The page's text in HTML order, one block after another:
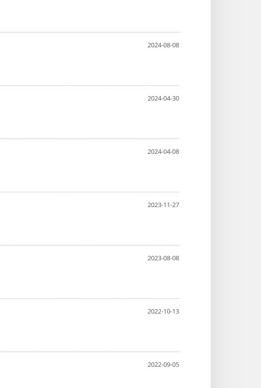
2024-08-08
2024-04-30
2024-04-08
2023-11-27
2023-08-08
2022-10-13
2022-09-05